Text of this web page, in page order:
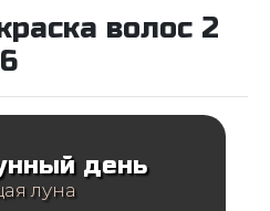
волос 2
день
луна